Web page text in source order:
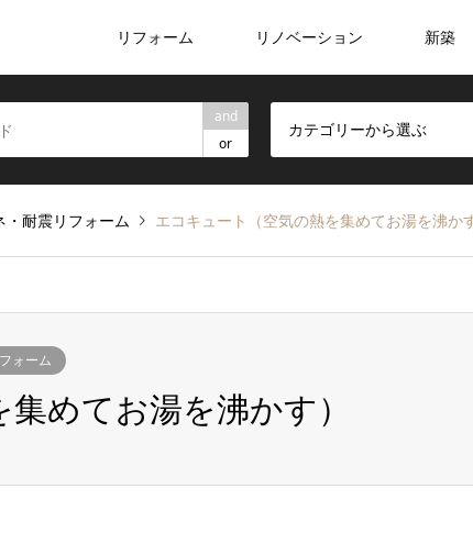
リフォーム リノベーション 新築
and
or
カテゴリーから選ぶ
・耐震リフォーム エコキュート（空気の熱を集めてお湯を沸か
ォーム
めてお湯を沸かす）